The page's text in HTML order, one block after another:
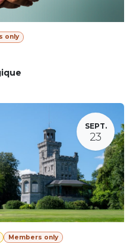
only
SEPT.
23
Members only